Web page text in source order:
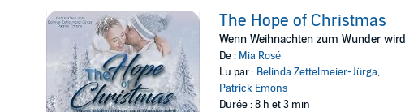
The Hope of Christmas
Wenn Weihnachten zum Wunder wird
De : Mia Rosé
Lu par : Belinda Zettelmeier-Jürga,
Patrick Emons
Durée : 8 h et 3 min